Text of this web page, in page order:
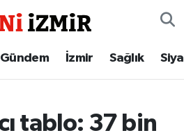
Gündem İzmir Sağlık
tablo: 37 bin